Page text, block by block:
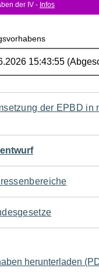
der IV - Infos
der EPBD in
herunterladen